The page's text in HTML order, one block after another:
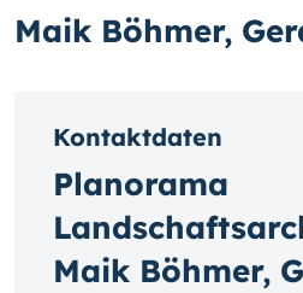
Maik Böhmer,
Kontaktdaten
Planorama
Maik Böhmer,